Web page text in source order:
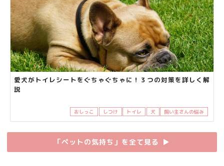
愛犬がトイレシートをぐちゃぐちゃに！３つの対策を詳しく解
説
おしっこ しつけ トイレ 犬 飼い主さんの悩み
「ペットの気持ち」を全て見る ▶︎